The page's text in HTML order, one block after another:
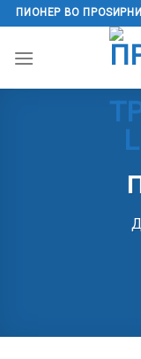
Прескокнете
до
содржината
ПИОНЕР ВО